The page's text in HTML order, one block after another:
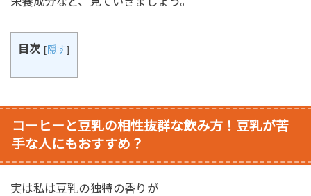
目次 [隠す]
コーヒーと豆乳の相性抜群な飲み方！ 豆乳が苦
手な人にもおすすめ？
実は私は豆乳の独特の香りが